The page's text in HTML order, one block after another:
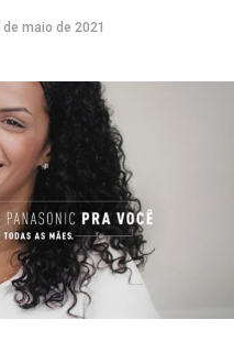
de maio de 2021